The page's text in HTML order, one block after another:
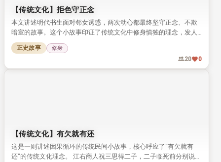
【传统文化】拒色守正念
本文讲述明代书生面对邻女诱惑，两次动心都最终坚守正念、不欺
暗室的故事。这个小故事印证了传统文化中修身慎独的理念，发人
深省。
正史故事 修身
20 0
【传统文化】有欠就有还
这是一则讲述因果循环的传统民间小故事，核心呼应了“有欠就有
还”的传统文化理念。 江右商人祝三思得二子，二子临死前分别说出